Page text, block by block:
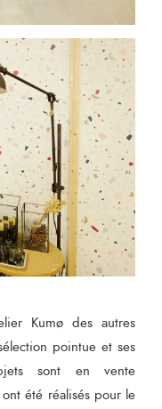
Kumø des autres
pointue et ses
sont en vente
été réalisés pour le